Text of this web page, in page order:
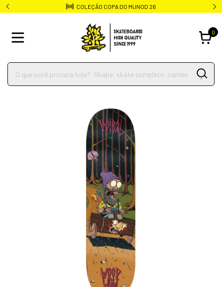
COLEÇÃO COPA DO MUNOD 26
0